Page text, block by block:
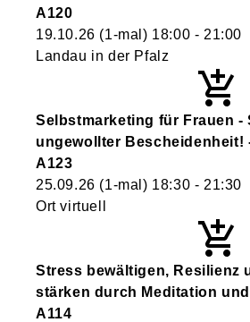
A120
19.10.26 (1-mal) 18:00 - 21:00
Landau in der Pfalz
Selbstmarketing für Frauen -
ungewollter Bescheidenheit!
A123
25.09.26 (1-mal) 18:30 - 21:30
Ort virtuell
Stress bewältigen, Resilienz
stärken durch Meditation
A114